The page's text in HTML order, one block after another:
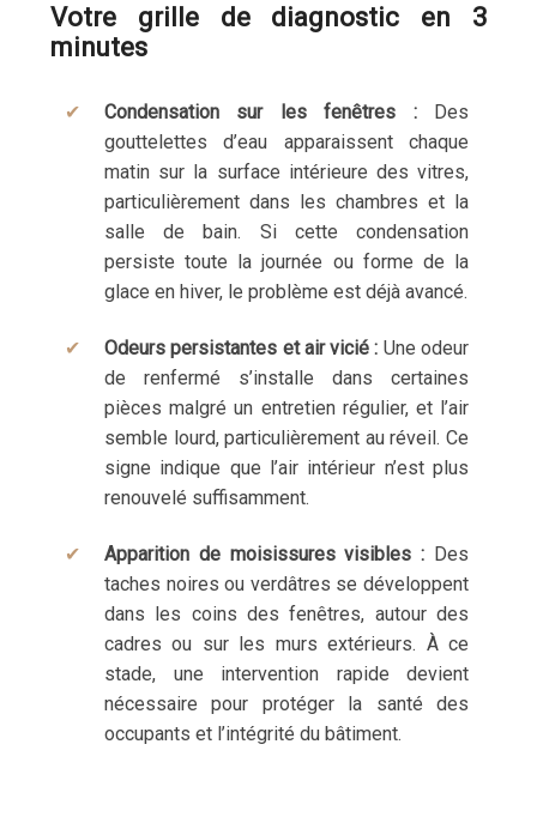
Votre grille de diagnostic en 3
minutes
Condensation sur les fenêtres :Des
gouttelettes d’eau apparaissent chaque
matin sur la surface intérieure des vitres,
particulièrement dans les chambres et la
salle de bain. Si cette condensation
persiste toute la journée ou forme de la
glace en hiver, le problème est déjà avancé.
Odeurs persistantes et air vicié : Une odeur
de renfermé s’installe dans certaines
pièces malgré un entretien régulier, et l’air
semble lourd, particulièrement au réveil. Ce
signe indique que l’air intérieur n’est plus
renouvelé suffisamment.
Apparition de moisissures visibles : Des
taches noires ou verdâtres se développent
dans les coins des fenêtres, autour des
cadres ou sur les murs extérieurs. À ce
stade, une intervention rapide devient
nécessaire pour protéger la santé des
occupants et l’intégrité du bâtiment.